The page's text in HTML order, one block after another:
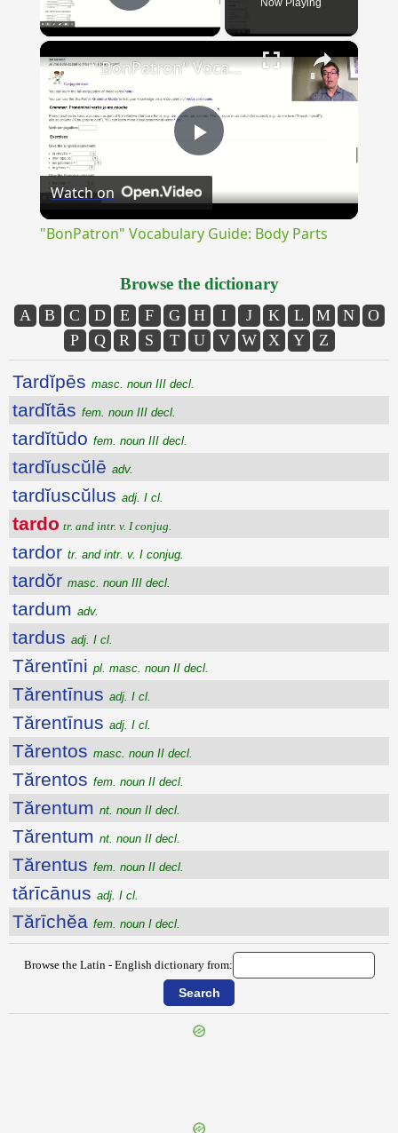
Play Video Now Playing
×
Play
Video
"BonPatron" Vocabulary Guide: Body Parts
Watch on
"BonPatron" Vocabulary Guide: Body Parts
Browse the dictionary
A B C D E F G H I J K L M N
O
P
Q R S T U V W X Y Z
Tardĭpēs masc. noun III decl.
tardĭtās fem. noun III decl.
tardĭtūdo fem. noun III decl.
tardĭuscŭlē adv.
tardĭuscŭlus adj. I cl.
tardo tr. and intr. v. I conjug.
tardor tr. and intr. v. I conjug.
tardŏr masc. noun III decl.
tardum adv.
tardus adj. I cl.
Tărentīni pl. masc. noun II decl.
Tărentīnus adj. I cl.
Tărentīnus adj. I cl.
Tărentos masc. noun II decl.
Tărentos fem. noun II decl.
Tărentum nt. noun II decl.
Tărentum nt. noun II decl.
Tărentus fem. noun II decl.
tărīcānus adj. I cl.
Tărīchĕa fem. noun I decl.
Browse the Latin - English dictionary from: